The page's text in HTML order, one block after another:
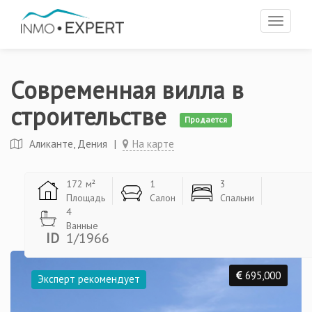
Toggle
Современная вилла в
строительстве
Продается
Аликанте, Дения | На карте
172 м²
Площадь
1
Салон
3
Спальни
4
Ванные
ID 1/1966
Эксперт рекомендует 695,000